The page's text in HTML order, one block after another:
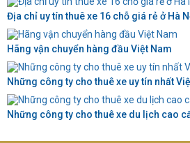
Địa chỉ uy tín thuê xe 16 chỗ giá rẻ ở Hà
Hãng vận chuyển hàng đầu Việt Nam
Những công ty cho thuê xe uy tín nhất
Những công ty cho thuê xe du lịch cao